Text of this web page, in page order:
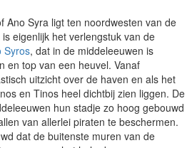
Ano Syra ligt ten noordwesten van de
eigenlijk het verlengstuk van de
Syros, dat in de middeleeuwen is
en top van een heuvel. Vanaf
uitzicht over de haven en als het
en Tinos heel dichtbij zien liggen. De
hun stadje zo hoog gebouwd
van allerlei piraten te beschermen.
dat de buitenste muren van de